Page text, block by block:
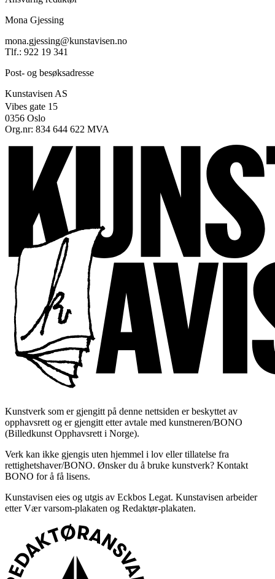
Mona Gjessing
mona.gjessing@kunstavisen.no
Tlf.: 922 19 341
Post- og besøksadresse
Kunstavisen AS
Vibes gate 15
0356 Oslo
Org.nr: 834 644 622 MVA
Kunstverk som er gjengitt på denne nettsiden er beskyttet av
opphavsrett og er gjengitt etter avtale med kunstneren/BONO
(Billedkunst Opphavsrett i Norge).
Verk kan ikke gjengis uten hjemmel i lov eller tillatelse fra
rettighetshaver/BONO. Ønsker du å bruke kunstverk? Kontakt
BONO for å få lisens.
Kunstavisen eies og utgis av Eckbos Legat. Kunstavisen arbeider
etter Vær varsom-plakaten og Redaktør-plakaten.